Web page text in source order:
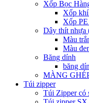
Xốp Bọc
Xốp
Xốp
Dây thít nhựa
Màu
Màu
Băng dính
băng
MÀNG
Túi zipper
Túi Zipper có